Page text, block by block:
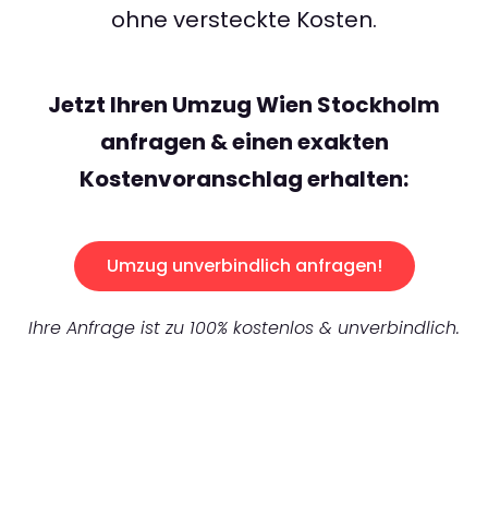
ohne versteckte Kosten.
Jetzt Ihren Umzug Wien Stockholm
anfragen & einen exakten
Kostenvoranschlag erhalten:
Umzug unverbindlich anfragen!
Ihre Anfrage ist zu 100% kostenlos & unverbindlich.